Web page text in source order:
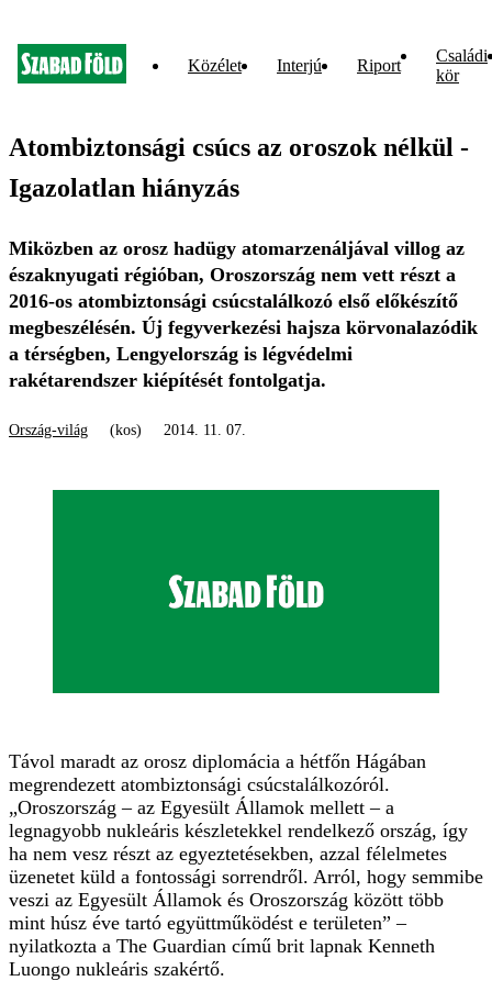
Közélet Interjú Riport
Családi
kör
Atombiztonsági csúcs az oroszok nélkül -
Igazolatlan hiányzás
Miközben az orosz hadügy atomarzenáljával villog az
északnyugati régióban, Oroszország nem vett részt a
2016-os atombiztonsági csúcstalálkozó első előkészítő
megbeszélésén. Új fegyverkezési hajsza körvonalazódik
a térségben, Lengyelország is légvédelmi
rakétarendszer kiépítését fontolgatja.
Ország-világ (kos) 2014. 11. 07.
Távol maradt az orosz diplomácia a hétfőn Hágában
megrendezett atombiztonsági csúcstalálkozóról.
„Oroszország – az Egyesült Államok mellett – a
legnagyobb nukleáris készletekkel rendelkező ország, így
ha nem vesz részt az egyeztetésekben, azzal félelmetes
üzenetet küld a fontossági sorrendről. Arról, hogy semmibe
veszi az Egyesült Államok és Oroszország között több
mint húsz éve tartó együttműködést e területen” –
nyilatkozta a The Guardian című brit lapnak Kenneth
Luongo nukleáris szakértő.